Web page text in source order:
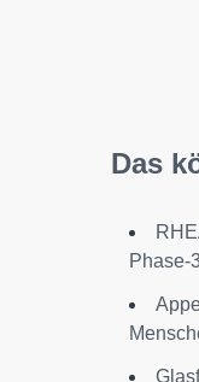
Das
Phase-